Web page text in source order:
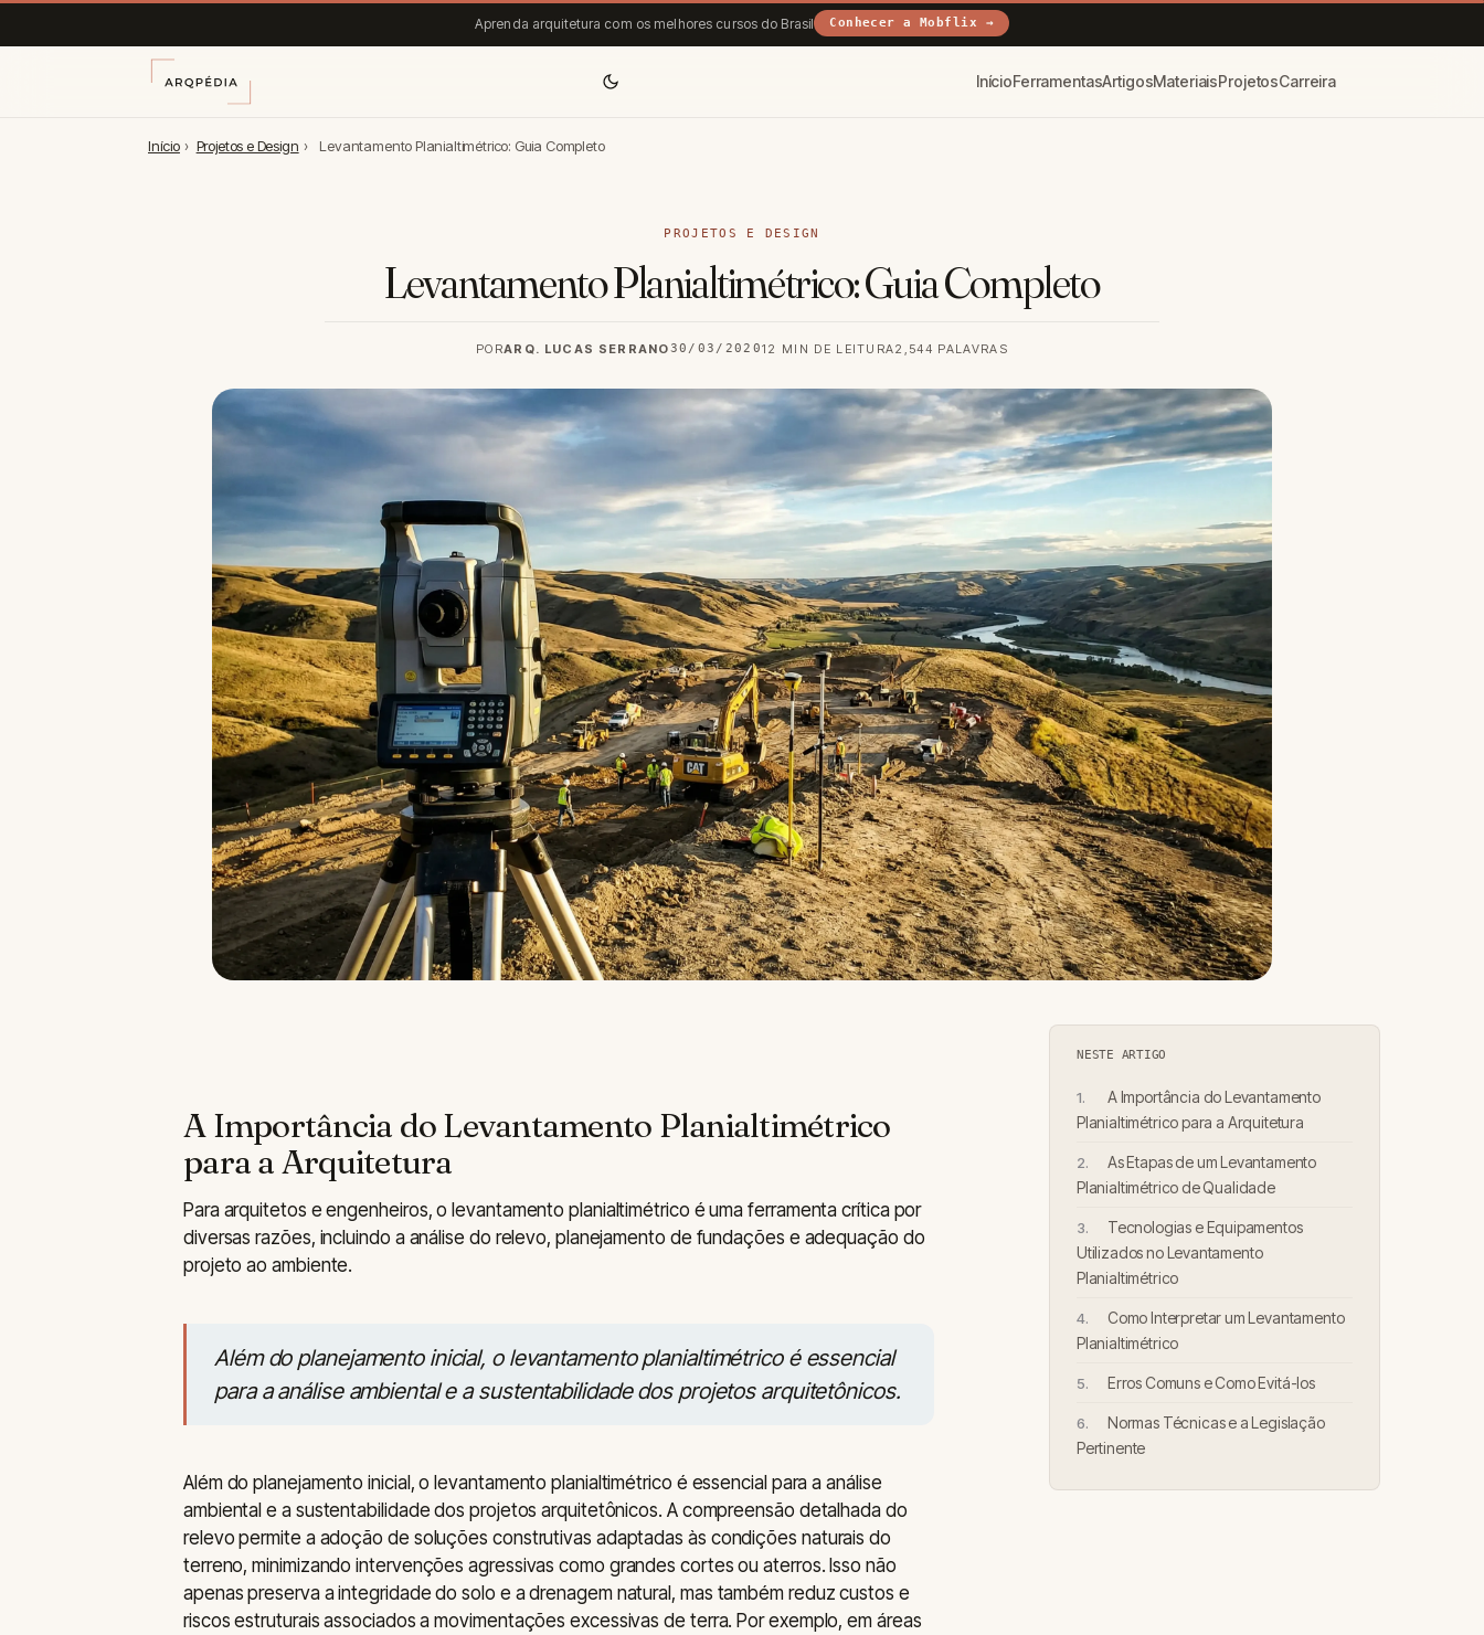
Aprenda arquitetura com os melhores cursos do Brasil Conhecer a Mobflix →
InícioFerramentasArtigosMateriaisProjetosCarreira
Início › Projetos e Design › Levantamento Planialtimétrico: Guia Completo
PROJETOS E DESIGN
Levantamento Planialtimétrico: Guia Completo
PORARQ. LUCAS SERRANO30/03/202012 MIN DE LEITURA2,544 PALAVRAS
A Importância do Levantamento Planialtimétrico
para a Arquitetura
Para arquitetos e engenheiros, o levantamento planialtimétrico é uma ferramenta crítica por
diversas razões, incluindo a análise do relevo, planejamento de fundações e adequação do
projeto ao ambiente.
Além do planejamento inicial, o levantamento planialtimétrico é essencial
para a análise ambiental e a sustentabilidade dos projetos arquitetônicos.
Além do planejamento inicial, o levantamento planialtimétrico é essencial para a análise
ambiental e a sustentabilidade dos projetos arquitetônicos. A compreensão detalhada do
relevo permite a adoção de soluções construtivas adaptadas às condições naturais do
terreno, minimizando intervenções agressivas como grandes cortes ou aterros. Isso não
apenas preserva a integridade do solo e a drenagem natural, mas também reduz custos e
riscos estruturais associados a movimentações excessivas de terra. Por exemplo, em áreas
NESTE ARTIGO
A Importância do Levantamento
Planialtimétrico para a Arquitetura
As Etapas de um Levantamento
Planialtimétrico de Qualidade
Tecnologias e Equipamentos
Utilizados no Levantamento
Planialtimétrico
Como Interpretar um Levantamento
Planialtimétrico
Erros Comuns e Como Evitá-los
Normas Técnicas e a Legislação
Pertinente